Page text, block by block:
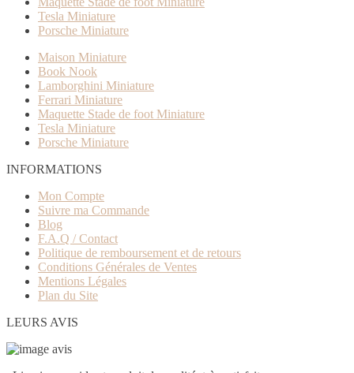
Tesla Miniature
Porsche Miniature
Maison Miniature
Book Nook
Lamborghini Miniature
Ferrari Miniature
Maquette Stade de foot Miniature
Tesla Miniature
Porsche Miniature
INFORMATIONS
Mon Compte
Suivre ma Commande
Blog
F.A.Q / Contact
Politique de remboursement et de retours
Conditions Générales de Ventes
Mentions Légales
Plan du Site
LEURS AVIS